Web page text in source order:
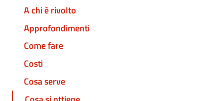
A chi è rivolto
Approfondimenti
Come fare
Costi
Cosa serve